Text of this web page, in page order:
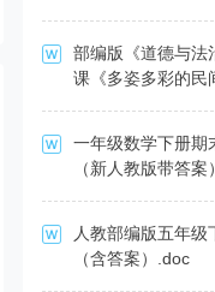
部编版《道德与法
课《多姿多彩的民
一年级数学下册期
（新人教版带答案）
人教部编版五年级
（含答案）.doc